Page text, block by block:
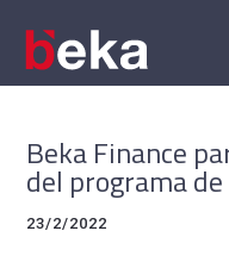
Beka Finance
del programa
23/2/2022